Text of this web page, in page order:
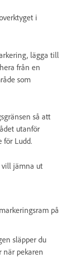
i
lägga till
från en
som
så att
utanför
för Ludd.
vill jämna ut
på
släpper du
när pekaren